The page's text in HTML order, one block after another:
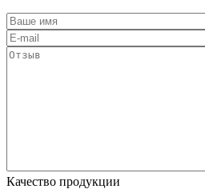
Качество продукции